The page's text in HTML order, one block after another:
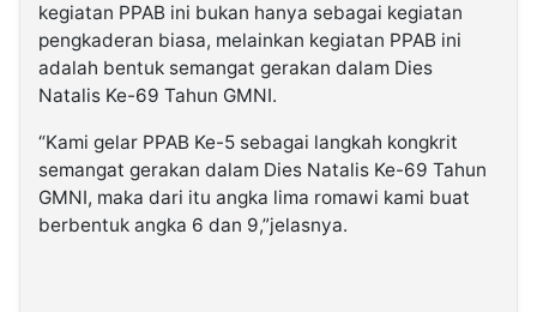
kegiatan PPAB ini bukan hanya sebagai kegiatan
pengkaderan biasa, melainkan kegiatan PPAB ini
adalah bentuk semangat gerakan dalam Dies
Natalis Ke-69 Tahun GMNI.
“Kami gelar PPAB Ke-5 sebagai langkah kongkrit
semangat gerakan dalam Dies Natalis Ke-69 Tahun
GMNI, maka dari itu angka lima romawi kami buat
berbentuk angka 6 dan 9,”jelasnya.